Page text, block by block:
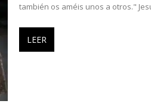
también os améis unos a otros."
LEER